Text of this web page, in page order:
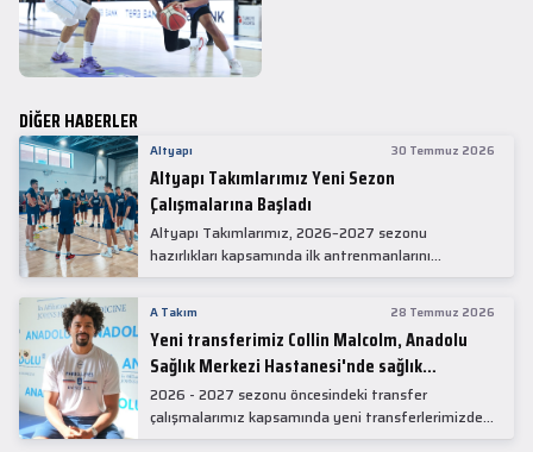
DİĞER HABERLER
Altyapı 30 Temmuz 2026
Altyapı Takımlarımız Yeni Sezon
Çalışmalarına Başladı
Altyapı Takımlarımız, 2026–2027 sezonu
hazırlıkları kapsamında ilk antrenmanlarını
gerçekleştirdi.
A Takım 28 Temmuz 2026
Yeni transferimiz Collin Malcolm, Anadolu
Sağlık Merkezi Hastanesi'nde sağlık
kontrolünden geçti.
2026 - 2027 sezonu öncesindeki transfer
çalışmalarımız kapsamında yeni transferlerimizden
Collin Malcolm, bugün partnerimiz Anadolu Sağlık